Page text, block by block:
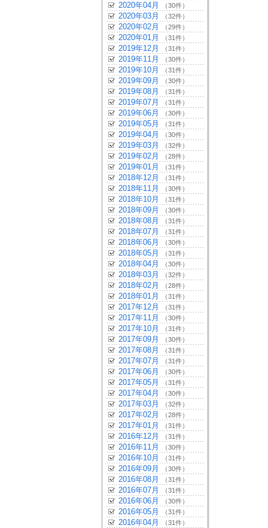
2020年04月 （30件）
2020年03月 （32件）
2020年02月 （29件）
2020年01月 （31件）
2019年12月 （31件）
2019年11月 （30件）
2019年10月 （31件）
2019年09月 （30件）
2019年08月 （31件）
2019年07月 （31件）
2019年06月 （30件）
2019年05月 （31件）
2019年04月 （30件）
2019年03月 （32件）
2019年02月 （28件）
2019年01月 （31件）
2018年12月 （31件）
2018年11月 （30件）
2018年10月 （31件）
2018年09月 （30件）
2018年08月 （31件）
2018年07月 （31件）
2018年06月 （30件）
2018年05月 （31件）
2018年04月 （30件）
2018年03月 （32件）
2018年02月 （28件）
2018年01月 （31件）
2017年12月 （31件）
2017年11月 （30件）
2017年10月 （31件）
2017年09月 （30件）
2017年08月 （31件）
2017年07月 （31件）
2017年06月 （30件）
2017年05月 （31件）
2017年04月 （30件）
2017年03月 （32件）
2017年02月 （28件）
2017年01月 （31件）
2016年12月 （31件）
2016年11月 （30件）
2016年10月 （31件）
2016年09月 （30件）
2016年08月 （31件）
2016年07月 （31件）
2016年06月 （30件）
2016年05月 （31件）
2016年04月 （31件）